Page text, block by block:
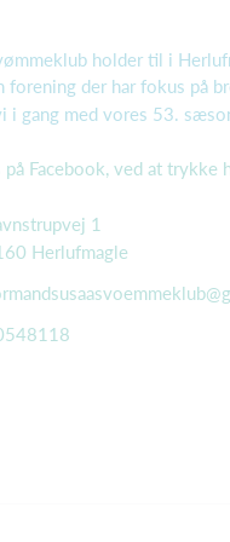
holder til i
forening der har fokus på
i gang med vores 53.
på Facebook, ved at trykke
1
Herlufmagle